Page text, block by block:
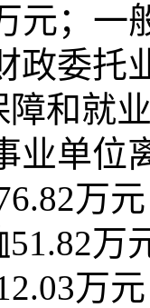
元；一
政委托
和就
业单位
万
万
万